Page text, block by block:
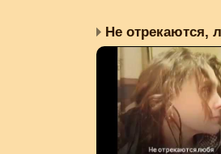
Не отрекаются,